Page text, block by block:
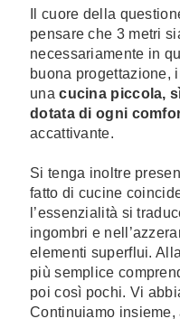
Il cuore della
pensare che 3 metri
necessariamente in
buona progettazione,
unacucina piccola,
dotata di ogni
accattivante.
Si tenga inoltre
fatto di cucine
l’essenzialità si
ingombri e
elementi superflui.
più semplice
poi così pochi. Vi
Continuiamo insieme,